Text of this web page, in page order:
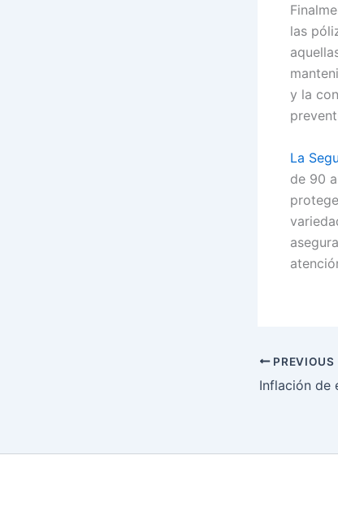
las
y la
La
de 90
PREVIOUS